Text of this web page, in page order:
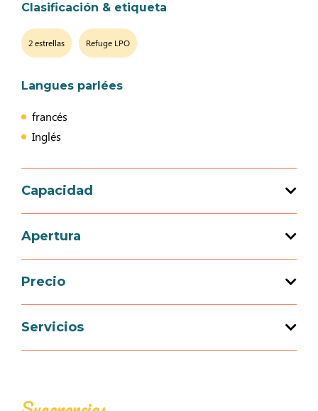
Clasificación & etiqueta
2 estrellas Refuge LPO
Langues parlées
francés
Inglés
Capacidad
Capacidad de acogida total : 5 persona(s)
Apertura
Apertura del 01 abril 2026 al 30 septiembre
2026
Precio
Servicios